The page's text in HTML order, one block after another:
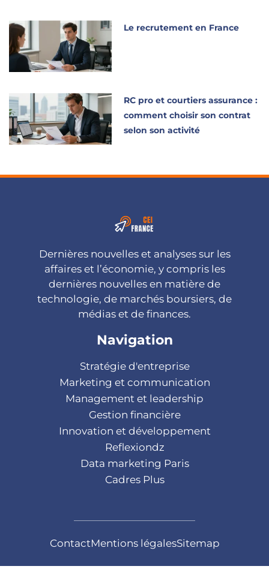
Le recrutement en France
RC pro et courtiers assurance :
comment choisir son contrat
selon son activité
Dernières nouvelles et analyses sur les
affaires et l’économie, y compris les
dernières nouvelles en matière de
technologie, de marchés boursiers, de
médias et de finances.
Navigation
Stratégie d'entreprise
Marketing et communication
Management et leadership
Gestion financière
Innovation et développement
Reflexiondz
Data marketing Paris
Cadres Plus
ContactMentions légalesSitemap